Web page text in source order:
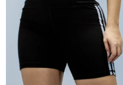
Tela
Gruesa